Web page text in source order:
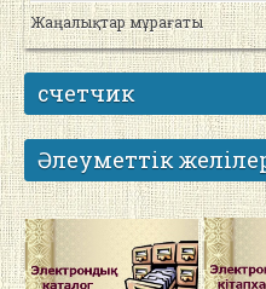
Жаңалықтар мұрағаты
счетчик
Әлеуметтік